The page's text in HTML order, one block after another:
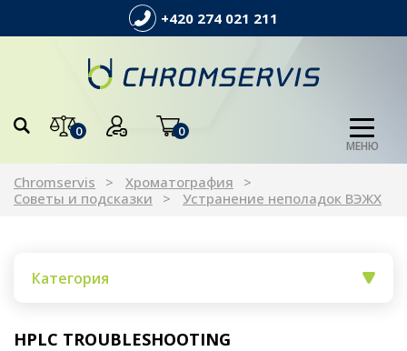
+420 274 021 211
0 0
МЕНЮ
Chromservis
Xроматография
Советы и подсказки
Устранение неполадок ВЭЖХ
Категория
HPLC TROUBLESHOOTING